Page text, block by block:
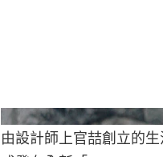
由設計師上官喆創立的